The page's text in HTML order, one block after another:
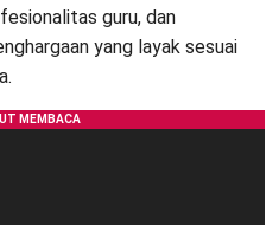
guru, dan
yang layak sesuai